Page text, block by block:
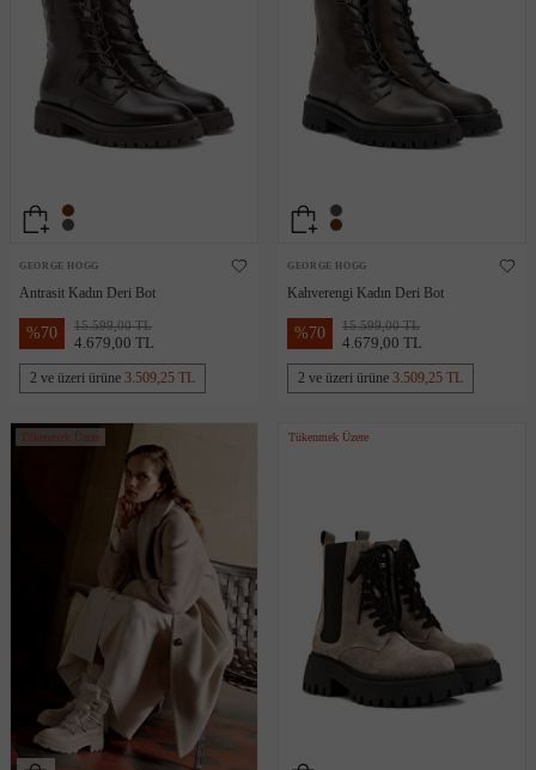
GEORGE HOGG
Antrasit Kadın Deri Bot
%70 15.599,00 TL
4.679,00 TL
2 ve üzeri ürüne 3.509,25 TL
GEORGE HOGG
Kahverengi Kadın Deri Bot
%70 15.599,00 TL
4.679,00 TL
2 ve üzeri ürüne 3.509,25 TL
Tükenmek Üzere Tükenmek Üzere